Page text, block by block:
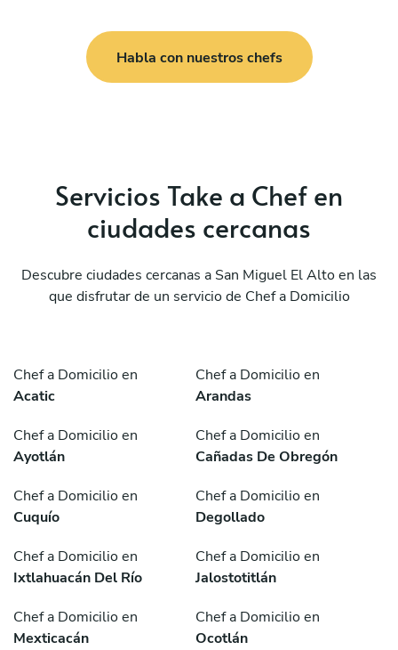
Habla con nuestros chefs
Servicios Take a Chef en
ciudades cercanas
Descubre ciudades cercanas a San Miguel El Alto en las
que disfrutar de un servicio de Chef a Domicilio
Chef a Domicilio en
Acatic
Chef a Domicilio en
Arandas
Chef a Domicilio en
Ayotlán
Chef a Domicilio en
Cañadas De Obregón
Chef a Domicilio en
Cuquío
Chef a Domicilio en
Degollado
Chef a Domicilio en
Ixtlahuacán Del Río
Chef a Domicilio en
Jalostotitlán
Chef a Domicilio en
Mexticacán
Chef a Domicilio en
Ocotlán